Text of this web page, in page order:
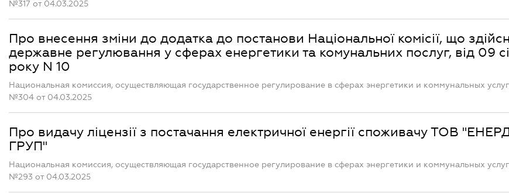
№317 от 04.03.2025
Про внесення зміни до додатка до постанови Національної комісії, що
державне регулювання у сферах енергетики та комунальних послуг, від 09
року N 10
Национальная комиссия, осуществляющая государственное регулирование в сферах энергетики и коммунальных
№304 от 04.03.2025
Про видачу ліцензії з постачання електричної енергії споживачу ТОВ
ГРУП"
Национальная комиссия, осуществляющая государственное регулирование в сферах энергетики и коммунальных
№293 от 04.03.2025